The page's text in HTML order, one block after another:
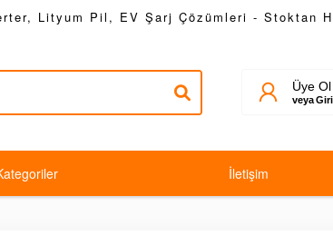
Lityum Pil, EV Şarj Çözümleri - Stoktan
veya
Üye Ol
İletişim